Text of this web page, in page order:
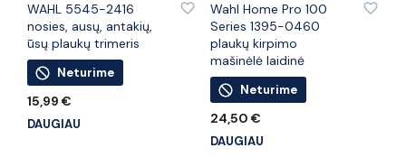
WAHL 5545-2416
nosies, ausų, antakių,
ūsų plaukų trimeris
Neturime
15,99 €
DAUGIAU
Wahl Home Pro 100
Series 1395-0460
plaukų kirpimo
mašinėlė laidinė
Neturime
24,50 €
DAUGIAU